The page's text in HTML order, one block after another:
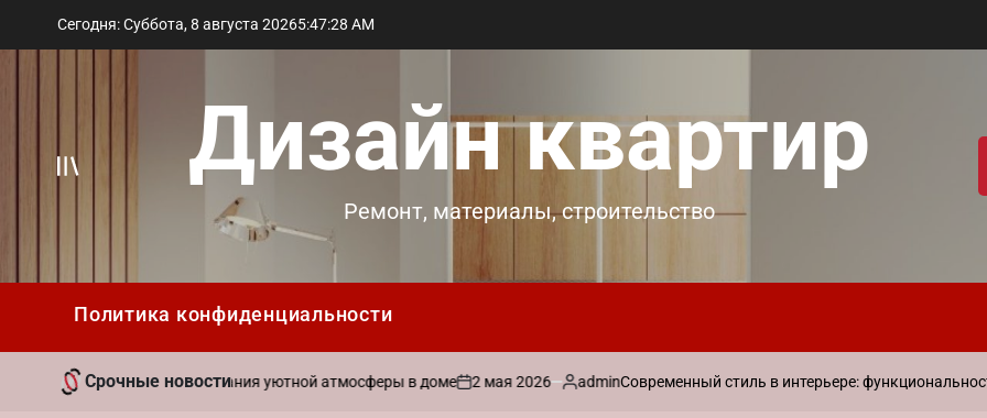
Сегодня: Суббота, 8 августа 20265:47:30 AM
Вне
Дизайн квартир
Ремонт, материалы, строительство
Политика конфиденциальности
Срочные новости
ароматы для создания уютной атмосферы в доме
on
2 мая 2026
Запись
adminСовременный стиль в интерьере: функциональность и